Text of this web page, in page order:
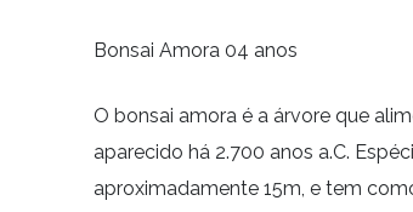
Bonsai Amora 04 anos
O bonsai amora é a árvore que
aparecido há 2.700 anos a.C.
aproximadamente 15m, e tem